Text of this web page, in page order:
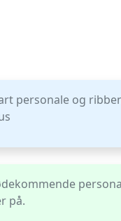
personale og
på.